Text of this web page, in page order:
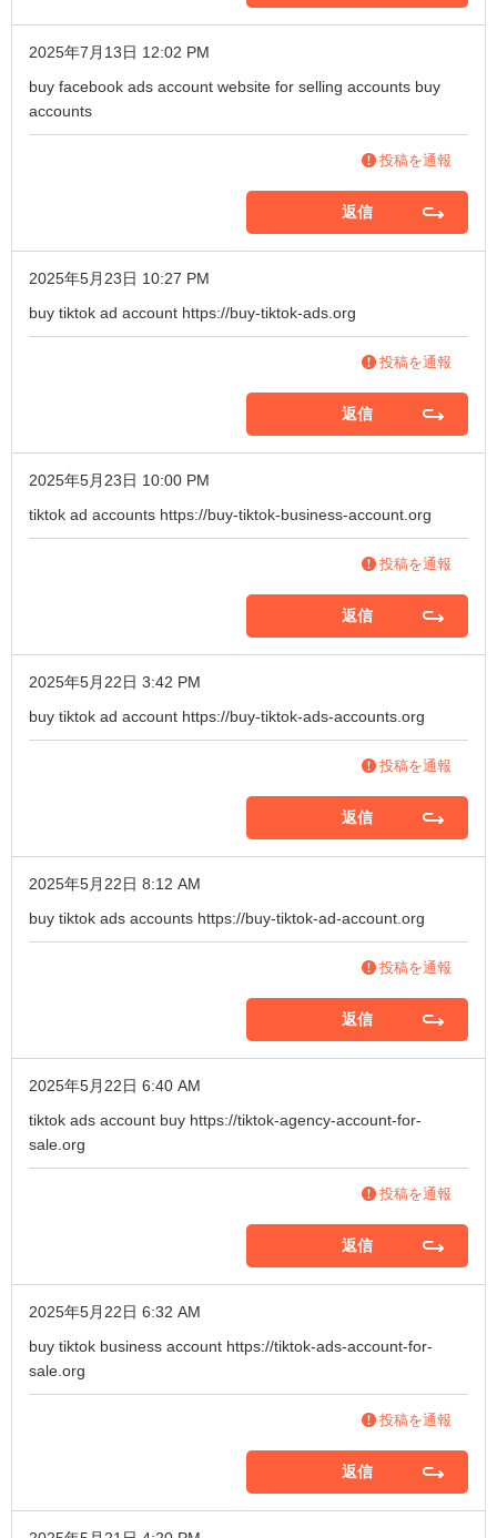
2025年7月13日 12:02 PM
buy facebook ads account website for selling accounts buy
accounts
投稿を通報
返信
2025年5月23日 10:27 PM
buy tiktok ad account https://buy-tiktok-ads.org
投稿を通報
返信
2025年5月23日 10:00 PM
tiktok ad accounts https://buy-tiktok-business-account.org
投稿を通報
返信
2025年5月22日 3:42 PM
buy tiktok ad account https://buy-tiktok-ads-accounts.org
投稿を通報
返信
2025年5月22日 8:12 AM
buy tiktok ads accounts https://buy-tiktok-ad-account.org
投稿を通報
返信
2025年5月22日 6:40 AM
tiktok ads account buy https://tiktok-agency-account-for-
sale.org
投稿を通報
返信
2025年5月22日 6:32 AM
buy tiktok business account https://tiktok-ads-account-for-
sale.org
投稿を通報
返信